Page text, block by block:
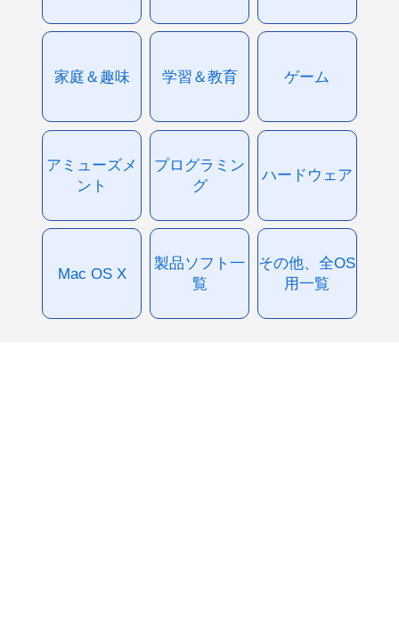
家庭＆趣味 学習＆教育 ゲーム
アミューズメ
ント
プログラミン
グ
ハードウェア
Mac OS X
製品ソフト一
覧
その他、全OS
用一覧